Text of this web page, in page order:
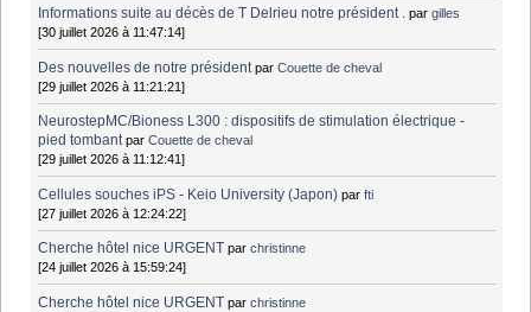
Informations suite au décès de T Delrieu notre président . pargilles
[30 juillet 2026 à 11:47:14]
Des nouvelles de notre président parCouette de cheval
[29 juillet 2026 à 11:21:21]
NeurostepMC/Bioness L300 : dispositifs de stimulation électrique -
pied tombant parCouette de cheval
[29 juillet 2026 à 11:12:41]
Cellules souches iPS - Keio University (Japon) parfti
[27 juillet 2026 à 12:24:22]
Cherche hôtel nice URGENT parchristinne
[24 juillet 2026 à 15:59:24]
Cherche hôtel nice URGENT parchristinne